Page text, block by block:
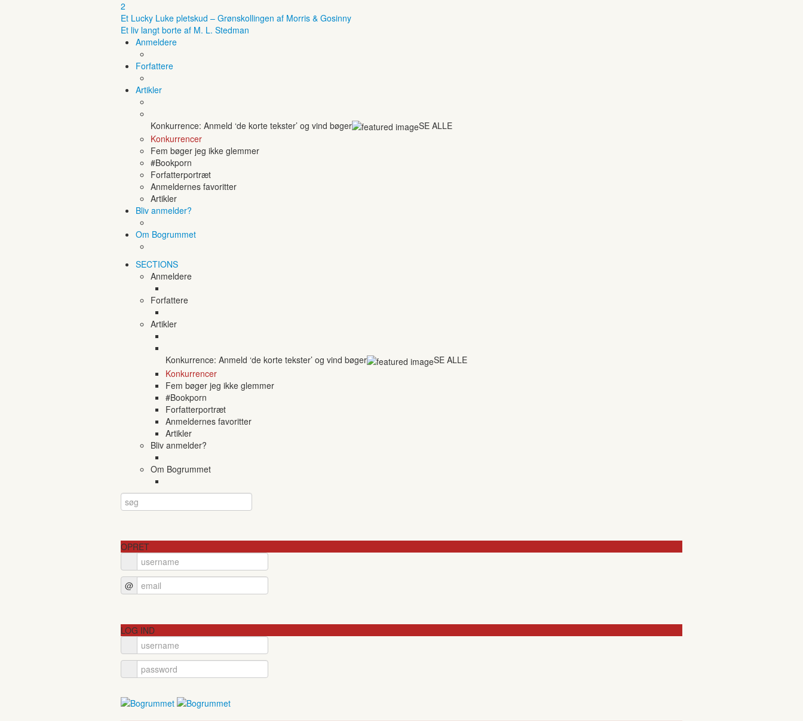
2
Et Lucky Luke pletskud – Grønskollingen af Morris & Gosinny
Et liv langt borte af M. L. Stedman
Anmeldere
Forfattere
Artikler
Konkurrence: Anmeld ‘de korte tekster’ og vind bøger
SE ALLE
Konkurrencer
Fem bøger jeg ikke glemmer
#Bookporn
Forfatterportræt
Anmeldernes favoritter
Artikler
Bliv anmelder?
Om Bogrummet
SECTIONS
Anmeldere
Forfattere
Artikler
Konkurrence: Anmeld ‘de korte tekster’ og vind bøger
SE ALLE
Konkurrencer
Fem bøger jeg ikke glemmer
#Bookporn
Forfatterportræt
Anmeldernes favoritter
Artikler
Bliv anmelder?
Om Bogrummet
OPRET
@
LOG IND